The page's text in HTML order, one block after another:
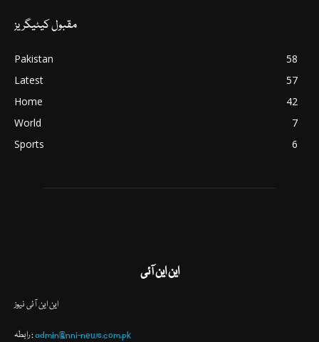
مقبول کیٹیگریز
Pakistan
58
Latest
57
Home
42
World
7
Sports
6
این این آئی
این این آئی نیوز
رابطہ :admin@nni-news.com.pk